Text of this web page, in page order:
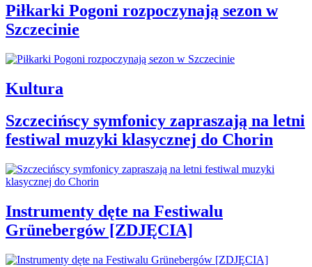
Piłkarki Pogoni rozpoczynają sezon w
Szczecinie
Kultura
Szczecińscy symfonicy zapraszają na letni
festiwal muzyki klasycznej do Chorin
Instrumenty dęte na Festiwalu
Grünebergów [ZDJĘCIA]